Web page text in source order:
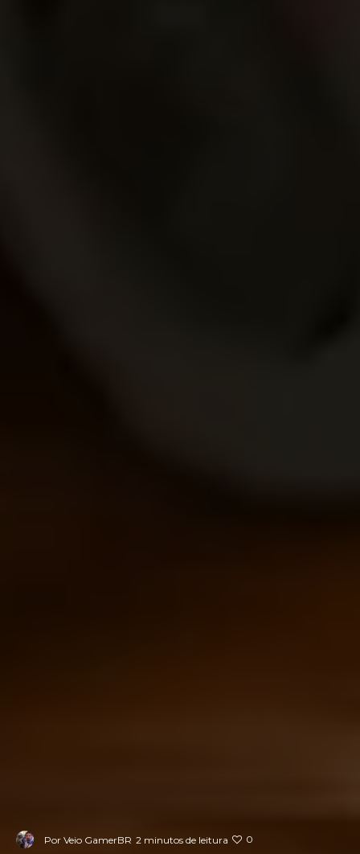
Por Veio GamerBR 2 minutos de leitura 0